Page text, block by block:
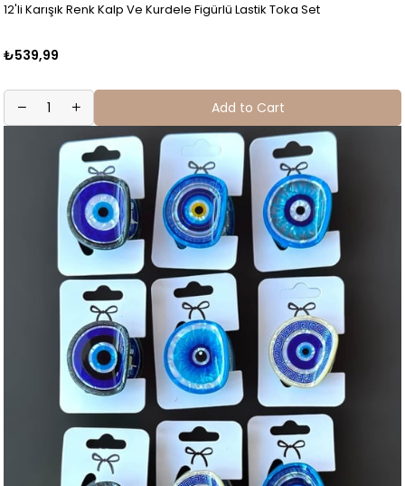
12'li Karışık Renk Kalp Ve Kurdele Figürlü Lastik Toka Set
₺539,99
Add to Cart